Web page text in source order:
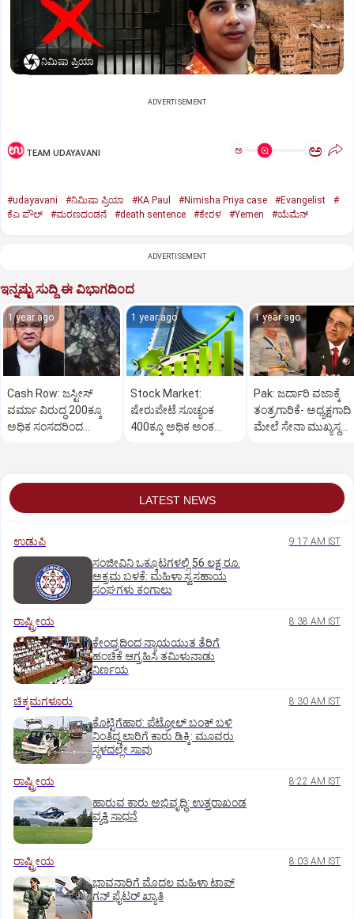
ನಿಮಿಷಾ ಪ್ರಿಯಾ
ADVERTISEMENT
TEAM UDAYAVANI ಅ ಅ
#udayavani #ನಿಮಿಷಾ ಪ್ರಿಯಾ #KA Paul #Nimisha Priya case #Evangelist
#
ಕೆಎ ಪೌಲ್
#ಮರಣದಂಡನೆ #death sentence #ಕೇರಳ #Yemen #ಯೆಮೆನ್‌
ADVERTISEMENT
ಇನ್ನಷ್ಟು ಸುದ್ದಿ ಈ ವಿಭಾಗದಿಂದ
1 year ago
Cash Row: ಜಸ್ಟೀಸ್‌
ವರ್ಮಾ ವಿರುದ್ಧ 200ಕ್ಕೂ
ಅಧಿಕ ಸಂಸದರಿಂದ
1 year ago
Stock Market:
ಷೇರುಪೇಟೆ ಸೂಚ್ಯಂಕ
400ಕ್ಕೂ ಅಧಿಕ ಅಂಕ
1 year ago
Pak: ಜರ್ದಾರಿ ವಜಾಕ್ಕೆ
ತಂತ್ರಗಾರಿಕೆ- ಅಧ್ಯಕ್ಷಗಾದಿ
ಮೇಲೆ ಸೇನಾ ಮುಖ್ಯಸ್ಥ
LATEST NEWS
ಉಡುಪಿ 9:17 AM IST
ಸಂಜೀವಿನಿ ಒಕ್ಕೂಟಗಳಲ್ಲಿ 56 ಲಕ್ಷ ರೂ.
ಅಕ್ರಮ ಬಳಕೆ: ಮಹಿಳಾ ಸ್ವಸಹಾಯ
ಸಂಘಗಳು ಕಂಗಾಲು
ರಾಷ್ಟ್ರೀಯ 8:38 AM IST
ಕೇಂದ್ರದಿಂದ ನ್ಯಾಯಯುತ ತೆರಿಗೆ
ಹಂಚಿಕೆ ಆಗ್ರಹಿಸಿ ತಮಿಳುನಾಡು
ನಿರ್ಣಯ
ಚಿಕ್ಕಮಗಳೂರು 8:30 AM IST
ಕೊಟ್ಟಿಗೆಹಾರ: ಪೆಟ್ರೋಲ್ ಬಂಕ್ ಬಳಿ
ನಿಂತಿದ್ದ ಲಾರಿಗೆ ಕಾರು ಡಿಕ್ಕಿ: ಮೂವರು
ಸ್ಥಳದಲ್ಲೇ ಸಾವು
ರಾಷ್ಟ್ರೀಯ 8:22 AM IST
ಹಾರುವ ಕಾರು ಅಭಿವೃದ್ಧಿ: ಉತ್ತರಾಖಂಡ
ವ್ಯಕ್ತಿ ಸಾಧನೆ
ರಾಷ್ಟ್ರೀಯ 8:03 AM IST
ಭಾವನಾರಿಗೆ ಮೊದಲ ಮಹಿಳಾ ಟಾಪ್‌
ಗನ್‌ ಫೈಟರ್‌ ಖ್ಯಾತಿ